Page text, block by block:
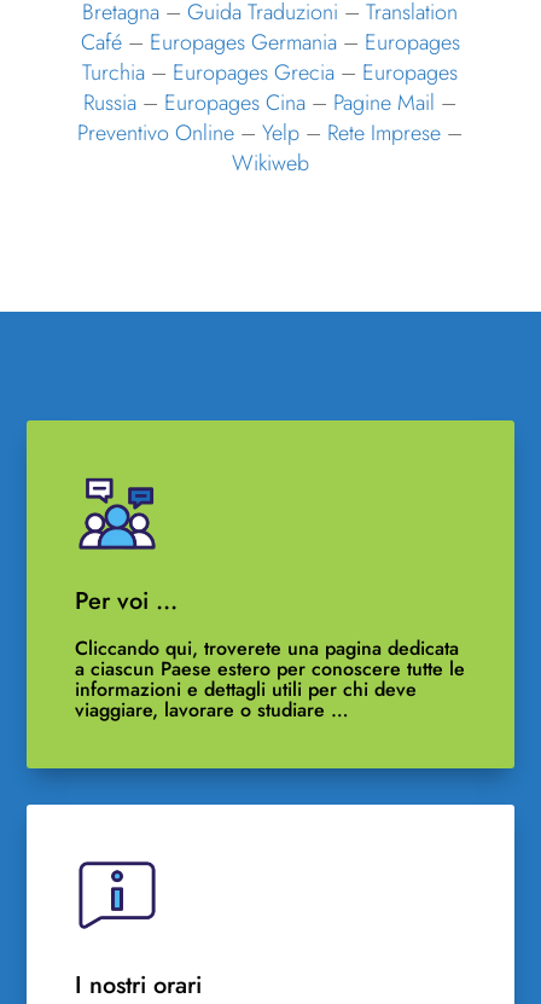
Bretagna –Guida Traduzioni –Translation
Café– Europages Germania– Europages
Turchia – Europages Grecia – Europages
Russia – Europages Cina – Pagine Mail –
Preventivo Online –Yelp – Rete Imprese –
Wikiweb
Per voi …
Cliccando qui, troverete una pagina dedicata
a ciascun Paese estero per conoscere tutte le
informazioni e dettagli utili per chi deve
viaggiare, lavorare o studiare …
I nostri orari